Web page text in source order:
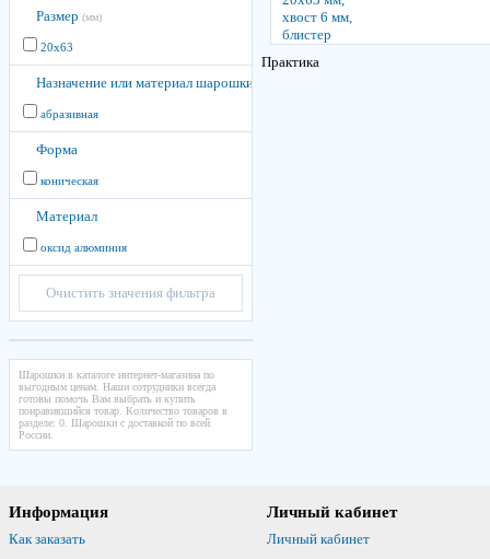
Размер (мм)
20х63
Назначение или материал шарошки
абразивная
Форма
коническая
Материал
оксид алюминия
Очистить значения фильтра
Шарошки в каталоге интернет-магазина по
выгодным ценам. Наши сотрудники всегда
готовы помочь Вам выбрать и купить
понравившийся товар. Количество товаров в
разделе: 0. Шарошки с доставкой по всей
России.
Практика
Информация
Как заказать
Личный кабинет
Личный кабинет